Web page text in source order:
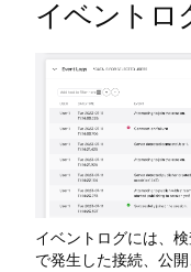
イベントロ
イベントログには、
で発生した接続、公